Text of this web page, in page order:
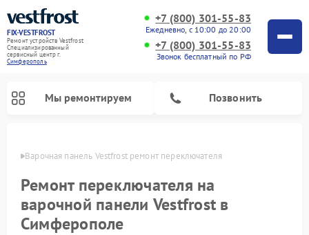
FIX-VESTFROST
Ремонт устройств Vestfrost
Специализированный
cервисный центр г.
Симферополь
+7 (800) 301-55-83
Ежедневно, с 10:00 до 20:00
+7 (800) 301-55-83
Звонок бесплатный по РФ
Мы ремонтируем Позвонить
Варочная панель Vestfrost ремонт переключателя
Ремонт переключателя на
варочной панели Vestfrost в
Симферополе